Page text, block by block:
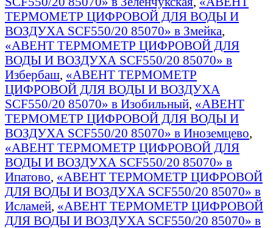
ТЕРМОМЕТР ЦИФРОВОЙ ДЛЯ ВОДЫ И
ВОЗДУХА SCF550/20 85070» в Змейка,
«АВЕНТ ТЕРМОМЕТР ЦИФРОВОЙ ДЛЯ
ВОДЫ И ВОЗДУХА SCF550/20 85070» в
Избербаш, «АВЕНТ ТЕРМОМЕТР
ЦИФРОВОЙ ДЛЯ ВОДЫ И ВОЗДУХА
SCF550/20 85070» в Изобильный, «АВЕНТ
ТЕРМОМЕТР ЦИФРОВОЙ ДЛЯ ВОДЫ И
ВОЗДУХА SCF550/20 85070» в Иноземцево,
«АВЕНТ ТЕРМОМЕТР ЦИФРОВОЙ ДЛЯ
ВОДЫ И ВОЗДУХА SCF550/20 85070» в
Ипатово, «АВЕНТ ТЕРМОМЕТР ЦИФРОВОЙ
ДЛЯ ВОДЫ И ВОЗДУХА SCF550/20 85070» в
Исламей, «АВЕНТ ТЕРМОМЕТР ЦИФРОВОЙ
ДЛЯ ВОДЫ И ВОЗДУХА SCF550/20 85070» в